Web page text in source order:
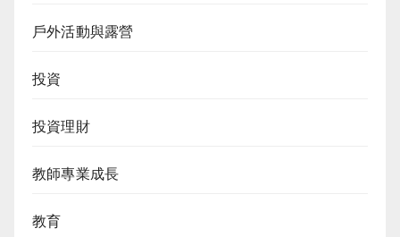
戶外活動與露營
投資
投資理財
教師專業成長
教育